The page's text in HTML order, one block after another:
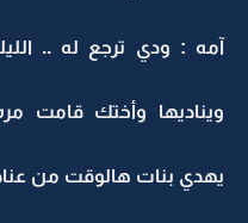
آمه : ودي ترجع له ..
ويناديها وأختك قامت
يهدي بنات هالوقت من